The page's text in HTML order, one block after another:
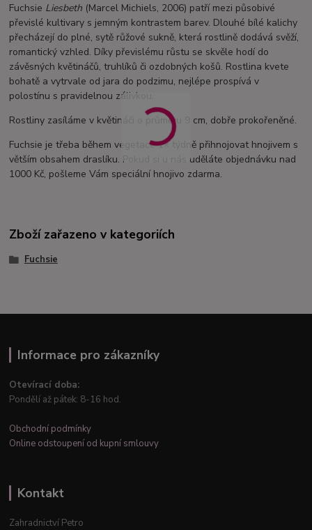
Fuchsie Liesbeth (Marcel Michiels, 2006) patří mezi působivé
převislé kultivary s jemným kontrastem barev. Dlouhé bílé kalichy
přecházejí do plné, sytě růžové sukně, která rostlině dodává svěží,
romantický vzhled. Díky převislému růstu se skvěle hodí do
závěsných květináčů, truhlíků či ozdobných košů. Rostlina kvete
bohatě a vytrvale od jara do podzimu, nejlépe prospívá v
polostínu s pravidelnou zálivkou.
Rostliny zasíláme v květináči o průměru 9 cm, dobře prokořeněné.
Fuchsie je třeba během vegetace 1× týdně přihnojovat hnojivem s
větším obsahem draslíku. Pokud si u nás uděláte objednávku nad
1000 Kč, pošleme Vám speciální hnojivo zdarma.
Zboží zařazeno v kategoriích
Fuchsie
Informace pro zákazníky
Otevírací doba:
Pondělí až pátek: 8-16 hod.
Obchodní podmínky
Online odstoupení od kupní smlouvy
Kontakt
Zahradnictví Petro